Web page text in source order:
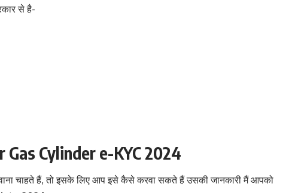
से है-
Cylinder e-KYC 2024
चाहते हैं, तो इसके लिए आप इसे कैसे करवा सकते हैं उसकी जानकारी मैं आपको